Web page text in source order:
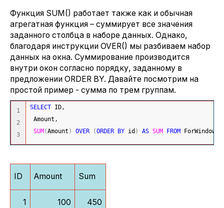
Функция SUM() работает также как и обычная
агрегатная функция – суммирует все значения
заданного столбца в наборе данных. Однако,
благодаря инструкции OVER() мы разбиваем набор
данных на окна. Суммирование производится
внутри окон согласно порядку, заданному в
предложении ORDER BY. Давайте посмотрим на
простой пример - сумма по трем группам.
1
2
SELECT ID,
Amount,
SUM(Amount ) OVER (ORDER BY id ) AS SUM FROM
ID Amount Sum
1 100 450